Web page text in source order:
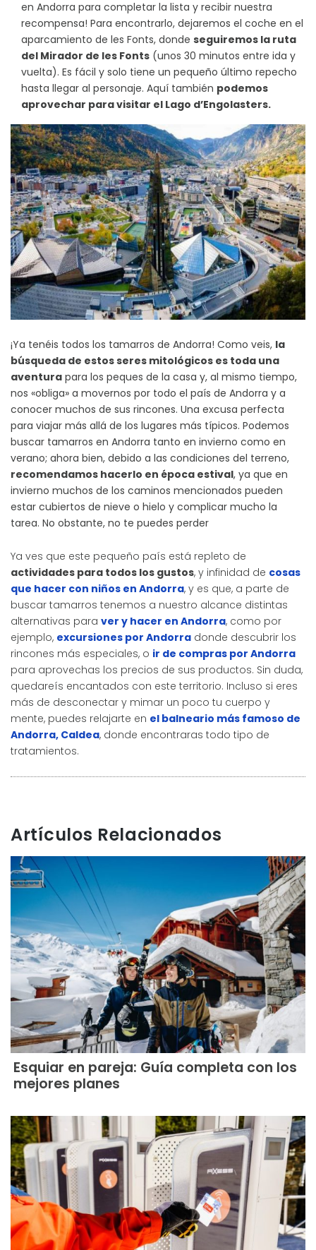
en Andorra para completar la lista y recibir nuestra
recompensa! Para encontrarlo, dejaremos el coche en el
aparcamiento de les Fonts, donde seguiremos la ruta
del Mirador de les Fonts (unos 30 minutos entre ida y
vuelta). Es fácil y solo tiene un pequeño último repecho
hasta llegar al personaje. Aquí también podemos
aprovechar para visitar el Lago d’Engolasters.
¡Ya tenéis todos los tamarros de Andorra! Como veis, la
búsqueda de estos seres mitológicos es toda una
aventura para los peques de la casa y, al mismo tiempo,
nos «obliga» a movernos por todo el país de Andorra y a
conocer muchos de sus rincones. Una excusa perfecta
para viajar más allá de los lugares más típicos. Podemos
buscar tamarros en Andorra tanto en invierno como en
verano; ahora bien, debido a las condiciones del terreno,
recomendamos hacerlo en época estival, ya que en
invierno muchos de los caminos mencionados pueden
estar cubiertos de nieve o hielo y complicar mucho la
tarea. No obstante, no te puedes perder
Ya ves que este pequeño país está repleto de
actividades para todos los gustos, y infinidad de cosas
que hacer con niños en Andorra, y es que, a parte de
buscar tamarros tenemos a nuestro alcance distintas
alternativas para ver y hacer en Andorra, como por
ejemplo, excursiones por Andorra donde descubrir los
rincones más especiales, o ir de compras por Andorra
para aprovechas los precios de sus productos. Sin duda,
quedareís encantados con este territorio. Incluso si eres
más de desconectar y mimar un poco tu cuerpo y
mente, puedes relajarte en el balneario más famoso de
Andorra, Caldea, donde encontraras todo tipo de
tratamientos.
Artículos Relacionados
Esquiar en pareja: Guía completa con los
mejores planes